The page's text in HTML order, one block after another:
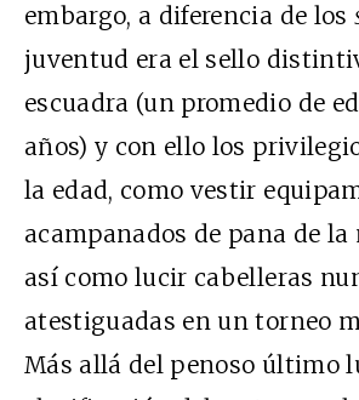
embargo, a diferencia de los
juventud era el sello
escuadra (un promedio de
años) y con ello los
la edad, como vestir
acampanados de pana de la
así como lucir cabelleras
atestiguadas en un torneo
Más allá del penoso último